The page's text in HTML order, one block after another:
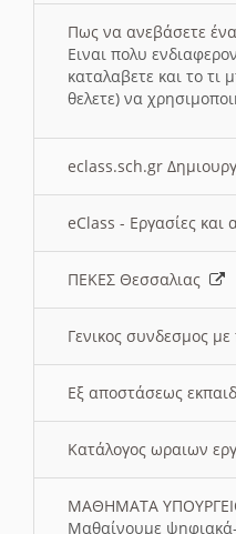
Πως να ανεβάσετε
Ειναι πολυ
καταλαβετε και το τι
θελετε) να
eclass.sch.gr
eClass - Εργασίες και
ΠΕΚΕΣ Θεσσαλιας
Γενικος συνδεσμος
Εξ αποστάσεως
Κατάλογος ωραιων
ΜΑΘΗΜΑΤΑ
Μαθαίνουμε